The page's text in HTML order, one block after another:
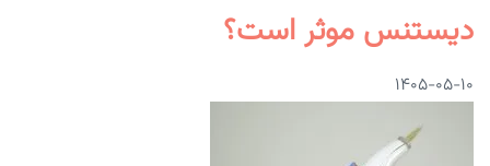
دیستنس موثر است؟
۱۴۰۵-۰۵-۱۰